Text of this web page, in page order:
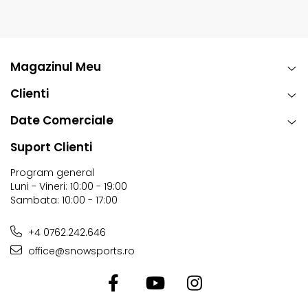
Magazinul Meu
Clienti
Date Comerciale
Suport Clienti
Program general
Luni - Vineri: 10:00 - 19:00
Sambata: 10:00 - 17:00
+4 0762.242.646
office@snowsports.ro